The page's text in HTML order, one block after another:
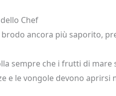
Chef
brodo ancora più saporito,
sempre che i frutti di mare
e le vongole devono